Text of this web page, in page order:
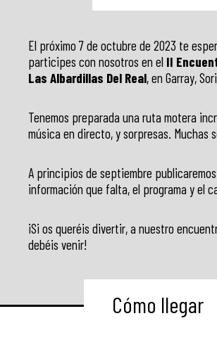
El próximo 7 de octubre de 2023 te
participes con nosotros en el II
Las Albardillas Del Real, en Garray,
Tenemos preparada una ruta motera
música en directo, y sorpresas. Muchas
A principios de septiembre
información que falta, el programa y el
¡Si os queréis divertir, a nuestro
debéis venir!
Cómo llegar